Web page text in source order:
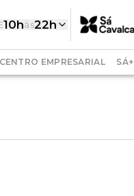
10hàs22h
CENTRO EMPRESARIAL SÁ+